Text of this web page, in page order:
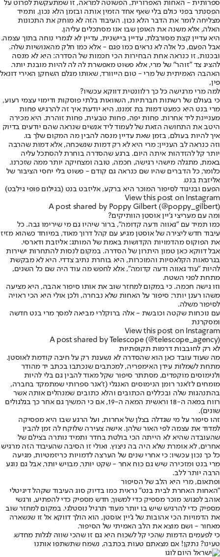
ספרותית - האחות האפרורית, הפשוטה למראה, זו שמתעקשת לפרוט על
הפסנתר בפני כולם בלי שאף אחד הזמין אותה ובזמן הלא נכון, ותמיד
מצליחה לומר את הדבר הלא נכון. העיבוד הזה לא מוחק את התכונות
האלה, אלא משנה את האופן שבו אנו מסתכלים עליהן.
היא עדיין קצת מסורבלת, עדיין ביישנית, עדיין לא לגמרי נוחה בתוך עצמה.
אבל הפעם, כל אלה לא נראים כמו פגם - אלא כמו חלק מהאנושיות שלה.
ובכנות, זו כנראה אחת הבחירות הכי חכמות של הסדרה: היא לא מנסה
להציג צד "זוהר" של מרי, אלא פשוט מאפשרת לה לה להיות מובנת יותר.
האהבה האמיתית של מרי - טום הייוורד, שאותו מגלם השחקן האירי דונאל
פין,
למה מרי מרגישה כל כך רלוונטית דווקא עכשיו?
כי בעולם של רשתות חברתיות, השוואות בלתי פוסקות ודימוי עצמי רעוע,
מרי בנט היא כמעט דמות בת זמננו. היא יודעת איך זה להרגיש פחות
מעניינת ליד אחרות. פחות יפה, פחות טבעית, פחות זוהרת. היא מכירה
היטב את התחושה הזאת של לעמוד ליד אנשים שנראה שהם יודעים בדיוק
איך להיות בעולם, בזמן שאת עדיין מנסה להבין מה המקום שלך בו.
וזה כנראה לב העניין: מרי היא לא רק דמות שנשכחה, אלא דמות שהרבה
יותר קל להזדהות איתה היום. ברגע שהסדרה בוחרת להסתכל עליה
באמת, מתגלה מישהי רגישה, חכמה, טובה ומצחיקה יותר ממה שזכרנו.
כלומר, כל הדברים שהיו שם כנראה גם קודם - פשוט בלי יחסי הציבור של
אליזבת בנט.
הפעם ובניגוד לסיפור המוכר היא ברקע, אליזבט בנט (בגילום פופי גילבט)
View this post on Instagram
A post shared by Poppy Gilbert (@poppy_gilbert)
ומה עם מעריצי ג'יין אוסטן הוותיקים?
כמו תמיד עם "גאווה ודעה קדומה", ברור שיהיו גם מי שירימו גבה. כל
עיבוד חדש ליצירה של אוסטן מגיע עם קהל דרוך מאוד, במיוחד כשהוא מזיז
את הפוקוס מהדמויות הקדושות באמת של המותג: אליזבת ודארסי.
אבל דווקא כאן טמון היתרון של הסדרה. במקום לנסות להתחרות ישירות
בגרסאות הקלאסיות והמוכרות, היא בוחרת נתיב צדדי. היא לא מבקשת
להיות "עוד גאווה ודעה קדומה", אלא לחפש מה עוד היה שם כל השנים,
מתחת לפני השטח.
וזו גישה חכמה. כי במקום למחזר שוב את אותו סיפור אהבה, היא מציעה
משהו רענן יותר: סיפור על האחות שלא נבחרה, ולכן אולי היא הכי ראויה
לסיפור משלה.
עם נוכחות שקטה וכובשת - אלה ברוקלרי מביאה למסך מרי בנט חדשה
ומסקרנת
View this post on Instagram
A post shared by Telescope (@telescope_agency)
לא רק לחובבות דרמות תקופתיות
מה שעוד עובד כאן הוא שהסדרה לא נשענת רק על חיבה קודמת לאוסטן.
מתחת לשמלות עידן האימפריה, למכתבים שנכתבו בכתב יד מהודר
ולנימוסים מוקפדים, מסתתר סיפור שקל מאוד להבין גם בלי להיות
מומחים לז'אנר רומן הנימוסים האנגלי (ז'אנר ספרותי שמתמקד בחברה,
בהתנהגות שלה ובכללים הכתובים והלא כתובים שמנהלים אותה אשר
רווח במאה ה-18 וראשית המאה ה-19, אם כי המשיך גם אחר כך בגלגולים
שונים).
זהו סיפור על מי שגדלה בצלן של אחרות, ועל הרגע שבו היא מפסיקה
למדוד את עצמה לפי האור שלהן. אישה צעירה שלוקח לה זמן להבין
שהעובדה שהיא לא הייתה הכי בולטת בחדר ותמיד נותרה בצילם של
אחרים, לא אומרת שלא היה בה ניצוץ. ואולי זו הסיבה שהעיבוד הזה מרגיש
כל כך נכון עכשיו: כי אחרי שנים של הערצה לדמויות כריזמטיות, מגיעה
מרי בנט ומזכירה שיש גם כוח אחר - שקט יותר, מבויש יותר, אבל גם נוגע
הרבה יותר ללב.
ופתאום, מרי היא הלב של הסיפור
"האחות האחרת לבית בנט" נראית כמו בדיוק סוג העיבוד שקהל דיגיטלי
אוהב לפגוש: מוכר מספיק כדי למשוך, חדש מספיק כדי להפתיע, ורגשי
מספיק כדי להרגיש שיש בו יותר מעוד תרגיל נוסטלגי. במקום למחזר שוב
את הדמויות הכי אהובות של ג'יין אוסטן, הוא הולך דווקא אל זו שנשארה
מאחור - ושם מוצא את הלב האמיתי של הסיפור.
כי לפעמים הדמות שהכי קל לשכוח היא גם זו שהכי שווה לגלות מחדש.
טעינו? נתקן! אם מצאתם טעות בכתבה, נשמח שתשתפו אותנו